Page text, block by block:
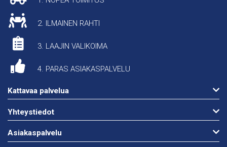
2. ILMAINEN RAHTI
3. LAAJIN VALIKOIMA
4. PARAS ASIAKASPALVELU
Kattavaa palvelua
Yhteystiedot
Asiakaspalvelu